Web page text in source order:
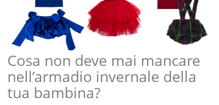
Cosa non deve mai mancare
nell’armadio invernale della
tua bambina?